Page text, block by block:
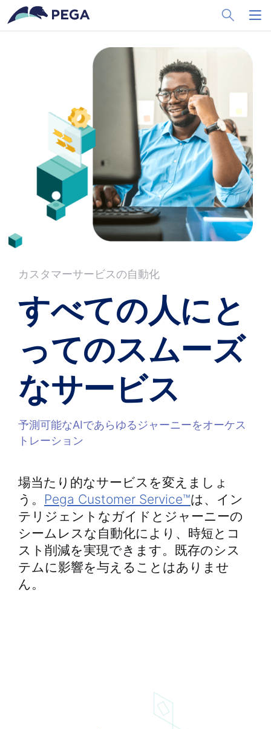
メインコンテンツに飛ぶ
Toggle
カスタマーサービスの自動化
すべての人にと
ってのスムーズ
なサービス
予測可能なAIであらゆるジャーニーをオーケス
トレーション
場当たり的なサービスを変えましょ
う。 Pega Customer Service™は、イン
テリジェントなガイドとジャーニーの
シームレスな自動化により、時短とコ
スト削減を実現できます。既存のシス
テムに影響を与えることはありませ
ん。